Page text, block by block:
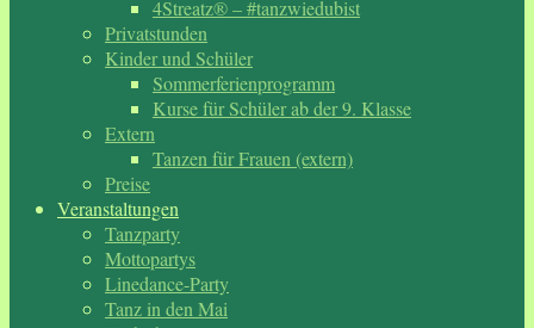
4Streatz® – #tanzwiedubist
Privatstunden
Kinder und Schüler
Sommerferienprogramm
Kurse für Schüler ab der 9. Klasse
Extern
Tanzen für Frauen (extern)
Preise
Veranstaltungen
Tanzparty
Mottopartys
Linedance-Party
Tanz in den Mai